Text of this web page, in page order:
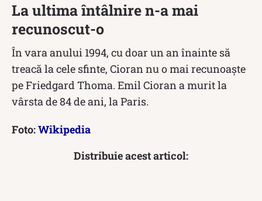
La ultima întâlnire n-a mai
recunoscut-o
În vara anului 1994, cu doar un an înainte să
treacă la cele sfinte, Cioran nu o mai recunoaște
pe Friedgard Thoma. Emil Cioran a murit la
vârsta de 84 de ani, la Paris.
Foto:Wikipedia
Distribuie acest articol: